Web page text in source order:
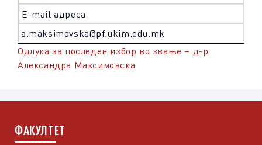
Е-mail адреса
a.maksimovska@pf.ukim.edu.mk
Одлука за последен избор во звање – д-р
Александра Максимовска
ФАКУЛТЕТ